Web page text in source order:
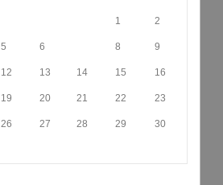
1 2
5 6 8 9
12 13 14 15 16
19 20 21 22 23
26 27 28 29 30